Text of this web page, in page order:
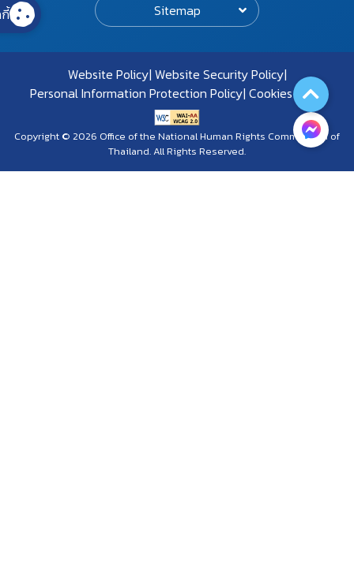
Sitemap
Website Policy Website Security Policy
Personal Information Protection Policy Cookies Policy
Copyright © 2026 Office of the National Human Rights Commission of
Thailand. All Rights Reserved.